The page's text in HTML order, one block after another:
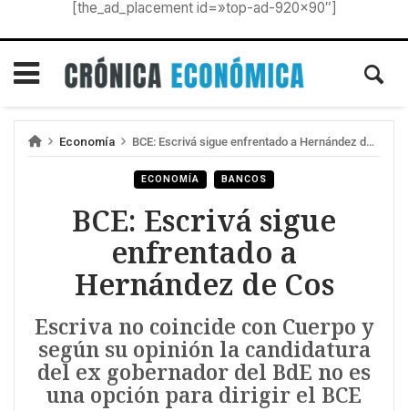
[the_ad_placement id=»top-ad-920×90″]
Economía BCE: Escrivá sigue enfrentado a Hernández de Cos
ECONOMÍA BANCOS
BCE: Escrivá sigue
enfrentado a
Hernández de Cos
Escriva no coincide con Cuerpo y
según su opinión la candidatura
del ex gobernador del BdE no es
una opción para dirigir el BCE